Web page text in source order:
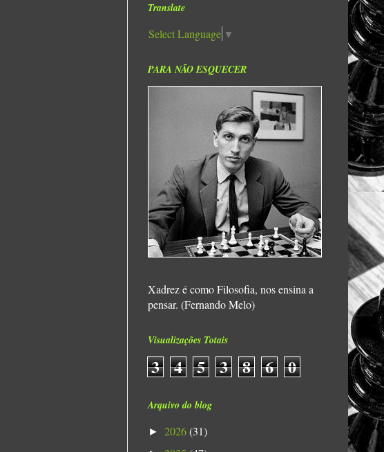
Translate
Select Language ▼
PARA NÃO ESQUECER
Xadrez é como Filosofia, nos ensina a
pensar. (Fernando Melo)
Visualizações Totais
3 4 5 3 8 6 0
Arquivo do blog
► 2026(31)